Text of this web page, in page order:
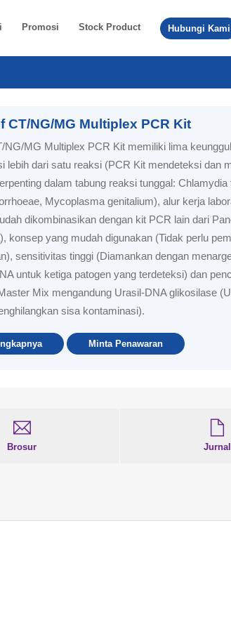
Promosi Stock Product Hubungi Kami
CT/NG/MG Multiplex PCR Kit
NG/MG Multiplex PCR Kit memiliki lima
lebih dari satu reaksi (PCR Kit mendeteksi dan
dalam tabung reaksi tunggal: Chlamydia
, Mycoplasma genitalium), alur kerja
dikombinasikan dengan kit PCR lain dari
konsep yang mudah digunakan (Tidak perlu
sensitivitas tinggi (Diamankan dengan
untuk ketiga patogen yang terdeteksi) dan
Mix mengandung Urasil-DNA glikosilase
sisa kontaminasi).
Minta Penawaran
Brosur Jurnal